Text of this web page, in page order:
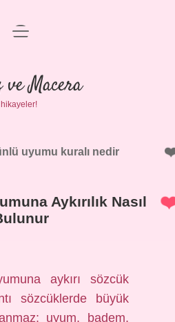
Anasayfa
Politikası
Uyarı
menüyü
ve Macera
uyumu kuralı nedir
Aykırılık Nasıl
aykırı sözcük
sözcüklerde büyük
uyum, badem,